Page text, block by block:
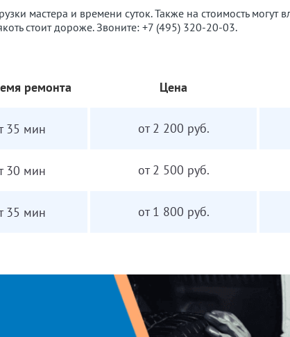
мастера и времени суток. Также на стоимость могут
стоит дороже. Звоните: +7 (495) 320-20-03.
ремонта Цена
35 мин от 2 200 руб.
30 мин от 2 500 руб.
35 мин от 1 800 руб.